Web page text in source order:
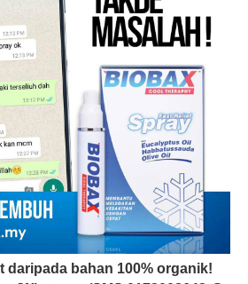
daripada bahan 100% organik!